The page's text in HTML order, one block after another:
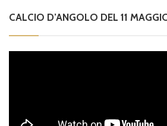
CALCIO D’ANGOLO DEL 11